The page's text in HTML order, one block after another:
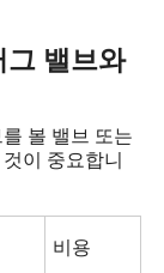
그 밸브와
볼 밸브 또는
이 중요합니
비용